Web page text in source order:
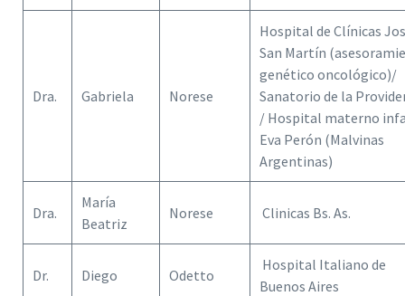
Dra. Gabriela Norese
Hospital de Clínicas
San Martín
genético oncológico)/
Sanatorio de la
/ Hospital materno
Eva Perón (Malvinas
Argentinas)
Dra.
María
Beatriz
Norese Clinicas Bs. As.
Dr. Diego Odetto
Hospital Italiano de
Buenos Aires